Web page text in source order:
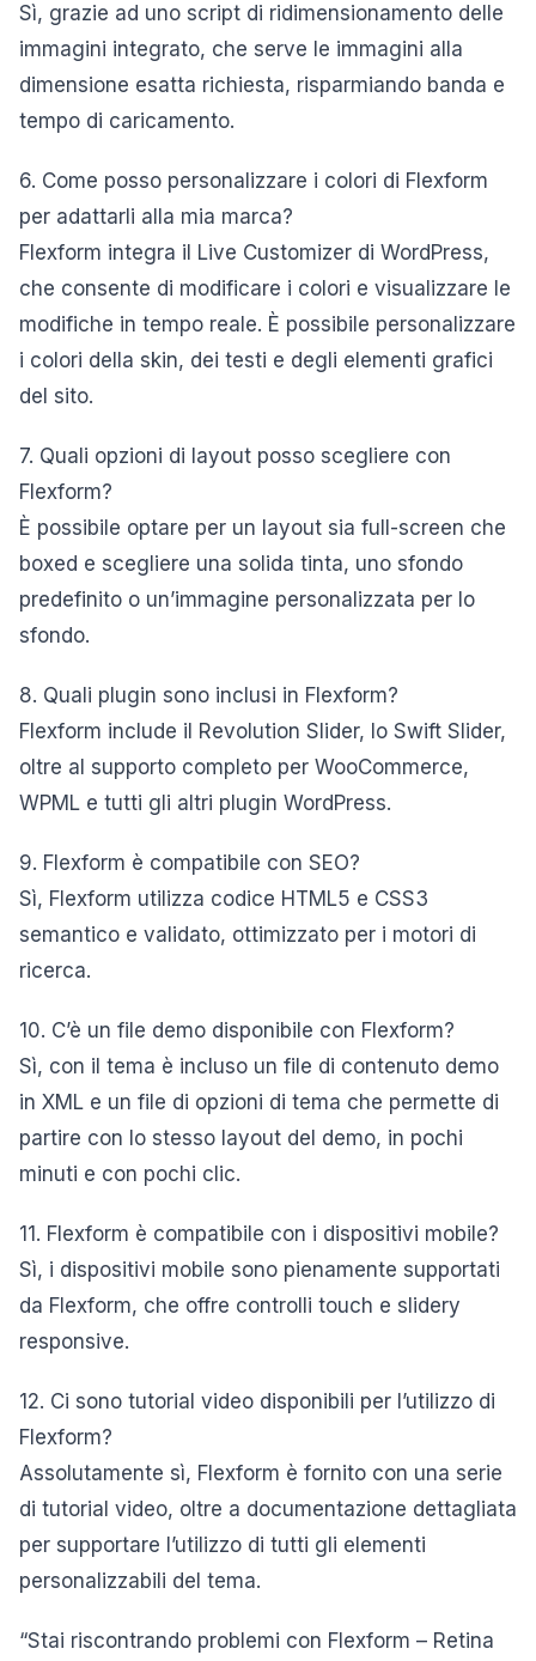
Sì, grazie ad uno script di ridimensionamento delle
immagini integrato, che serve le immagini alla
dimensione esatta richiesta, risparmiando banda e
tempo di caricamento.
6. Come posso personalizzare i colori di Flexform
per adattarli alla mia marca?
Flexform integra il Live Customizer di WordPress,
che consente di modificare i colori e visualizzare le
modifiche in tempo reale. È possibile personalizzare
i colori della skin, dei testi e degli elementi grafici
del sito.
7. Quali opzioni di layout posso scegliere con
Flexform?
È possibile optare per un layout sia full-screen che
boxed e scegliere una solida tinta, uno sfondo
predefinito o un’immagine personalizzata per lo
sfondo.
8. Quali plugin sono inclusi in Flexform?
Flexform include il Revolution Slider, lo Swift Slider,
oltre al supporto completo per WooCommerce,
WPML e tutti gli altri plugin WordPress.
9. Flexform è compatibile con SEO?
Sì, Flexform utilizza codice HTML5 e CSS3
semantico e validato, ottimizzato per i motori di
ricerca.
10. C’è un file demo disponibile con Flexform?
Sì, con il tema è incluso un file di contenuto demo
in XML e un file di opzioni di tema che permette di
partire con lo stesso layout del demo, in pochi
minuti e con pochi clic.
11. Flexform è compatibile con i dispositivi mobile?
Sì, i dispositivi mobile sono pienamente supportati
da Flexform, che offre controlli touch e slidery
responsive.
12. Ci sono tutorial video disponibili per l’utilizzo di
Flexform?
Assolutamente sì, Flexform è fornito con una serie
di tutorial video, oltre a documentazione dettagliata
per supportare l’utilizzo di tutti gli elementi
personalizzabili del tema.
“Stai riscontrando problemi con Flexform – Retina